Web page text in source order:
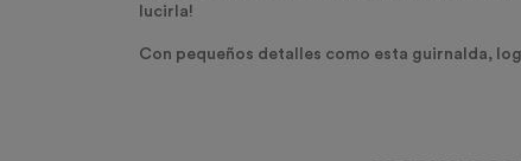
lucirla!
Con pequeños detalles como esta guirnalda,